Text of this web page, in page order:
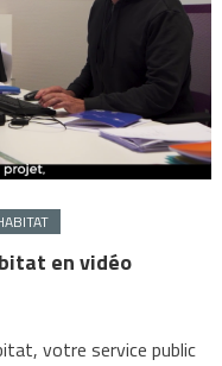
en vidéo
votre service public